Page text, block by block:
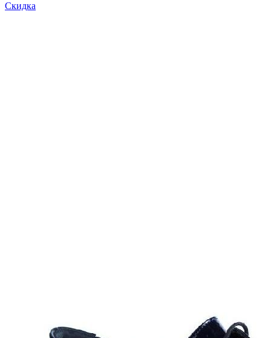
Скидка